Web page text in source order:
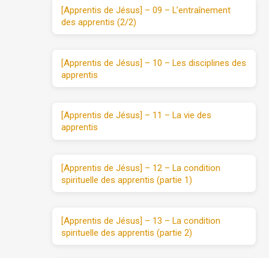
[Apprentis de Jésus] – 09 – L’entraînement
des apprentis (2/2)
[Apprentis de Jésus] – 10 – Les disciplines des
apprentis
[Apprentis de Jésus] – 11 – La vie des
apprentis
[Apprentis de Jésus] – 12 – La condition
spirituelle des apprentis (partie 1)
[Apprentis de Jésus] – 13 – La condition
spirituelle des apprentis (partie 2)